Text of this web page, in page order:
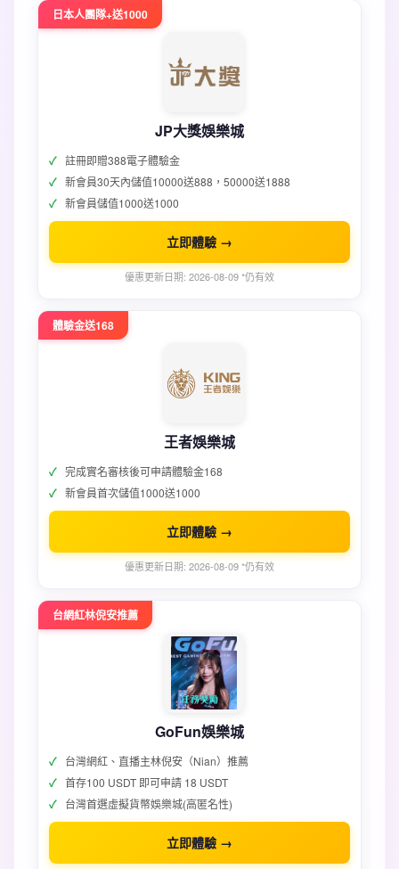
日本人團隊+送1000
JP大獎娛樂城
註冊即贈388電子體驗金
新會員30天內儲值10000送888，50000送1888
新會員儲值1000送1000
立即體驗 →
優惠更新日期: 2026-08-09 *仍有效
體驗金送168
王者娛樂城
完成實名審核後可申請體驗金168
新會員首次儲值1000送1000
立即體驗 →
優惠更新日期: 2026-08-09 *仍有效
台網紅林倪安推薦
GoFun娛樂城
台灣網紅、直播主林倪安（Nian）推薦
首存100 USDT 即可申請 18 USDT
台灣首選虛擬貨幣娛樂城(高匿名性)
立即體驗 →